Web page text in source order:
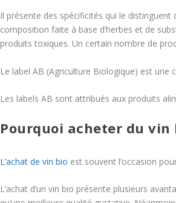
Il présente des spécificités qui le
composition faite à base d’herbes et de
produits toxiques. Un certain nombre de
Le label AB (Agriculture Biologique) est
Les labels AB sont attribués aux produits
Pourquoi acheter du vin
L’achat de vin bio est souvent l’occasion
L’achat d’un vin bio présente plusieurs